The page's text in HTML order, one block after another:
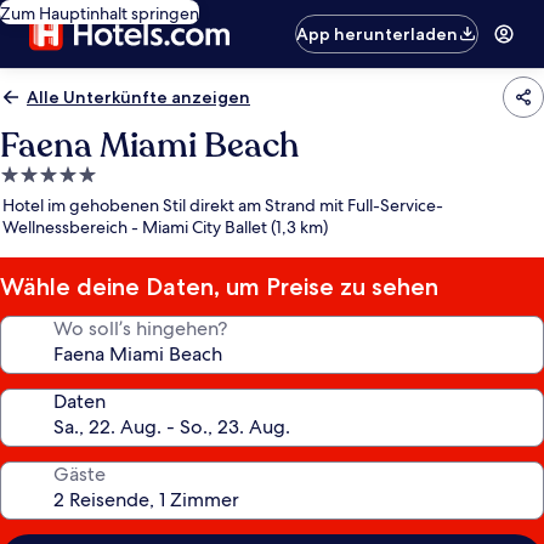
Zum Hauptinhalt springen
App herunterladen
Alle Unterkünfte anzeigen
Faena Miami Beach
5.0-
Sterne-
Unterkunft
Hotel im gehobenen Stil direkt am Strand mit Full-Service-
Wellnessbereich - Miami City Ballet (1,3 km)
Wähle deine Daten, um Preise zu sehen
Wo soll’s hingehen?
Daten
Gäste